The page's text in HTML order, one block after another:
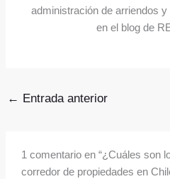
administración de arriendos
en el blog de
← Entrada anterior
1 comentario en “¿Cuáles son
corredor de propiedades en